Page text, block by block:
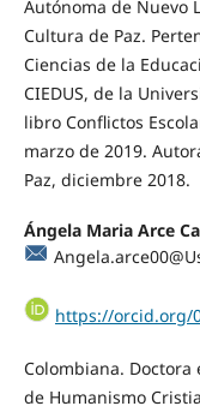
Autónoma de Nuevo
Cultura de Paz.
Ciencias de la
CIEDUS, de la
libro Conflictos
marzo de 2019.
Paz, diciembre 2018.
Ángela Maria Arce
https://orcid.org/
Colombiana. Doctora
de Humanismo